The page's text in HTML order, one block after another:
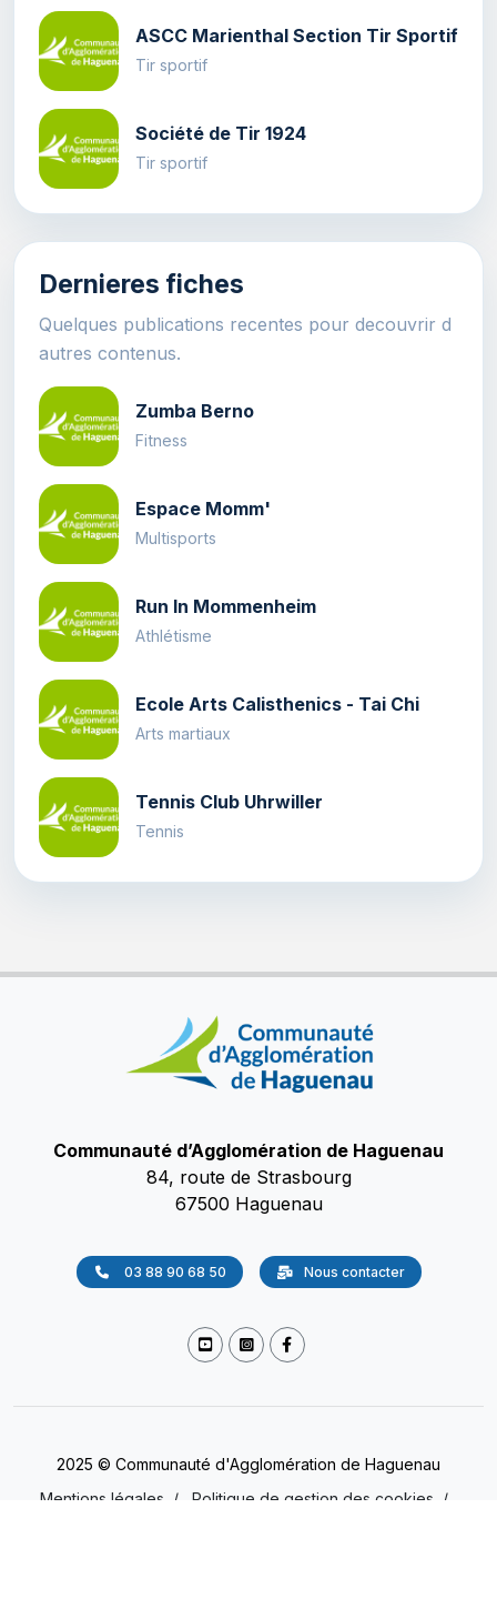
ASCC Marienthal Section Tir Sportif
Tir sportif
Société de Tir 1924
Tir sportif
Dernieres fiches
Quelques publications recentes pour decouvrir d
autres contenus.
Zumba Berno
Fitness
Espace Momm'
Multisports
Run In Mommenheim
Athlétisme
Ecole Arts Calisthenics - Tai Chi
Arts martiaux
Tennis Club Uhrwiller
Tennis
Communauté d’Agglomération de Haguenau
84, route de Strasbourg
67500 Haguenau
03 88 90 68 50 Nous contacter
2025 © Communauté d'Agglomération de Haguenau
Mentions légales
/ Politique de gestion des cookies
/